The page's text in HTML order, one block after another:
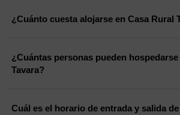
¿Cuánto cuesta alojarse en Casa Rural
¿Cuántas personas pueden hospedarse
Tavara?
Cuál es el horario de entrada y salida de Casa